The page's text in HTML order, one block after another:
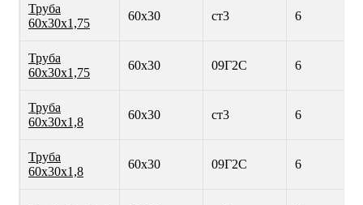
Труба
60х30х1,75
60х30 ст3 6
Труба
60х30х1,75
60х30 09Г2С 6
Труба
60х30х1,8
60х30 ст3 6
Труба
60х30х1,8
60х30 09Г2С 6